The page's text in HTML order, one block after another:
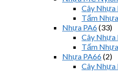
Cây
Tấm
Nhựa PA6(33)
Cây Nhựa
Tấm
Nhựa PA66(2)
Cây Nhựa